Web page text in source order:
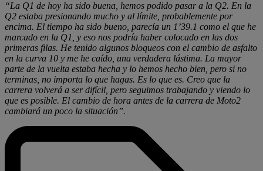
“La Q1 de hoy ha sido buena, hemos podido pasar a la Q2. En la
Q2 estaba presionando mucho y al límite, probablemente por
encima. El tiempo ha sido bueno, parecía un 1’39.1 como el que he
marcado en la Q1, y eso nos podría haber colocado en las dos
primeras filas. He tenido algunos bloqueos con el cambio de asfalto
en la curva 10 y me he caído, una verdadera lástima. La mayor
parte de la vuelta estaba hecha y lo hemos hecho bien, pero si no
terminas, no importa lo que hagas. Es lo que es. Creo que la
carrera volverá a ser difícil, pero seguimos trabajando y viendo lo
que es posible. El cambio de hora antes de la carrera de Moto2
cambiará un poco la situación”.